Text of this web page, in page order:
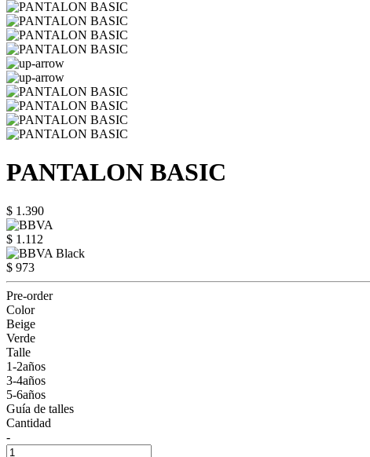
PANTALON BASIC
$ 1.390
$ 1.112
$ 973
Pre-order
Color
Beige
Verde
Talle
1-2años
3-4años
5-6años
Guía de talles
Cantidad
-